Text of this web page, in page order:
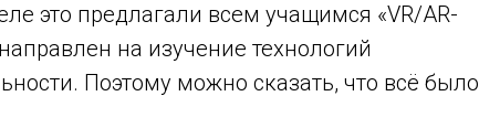
это предлагали всем учащимся «VR/AR-
на изучение технологий
Поэтому можно сказать, что всё было